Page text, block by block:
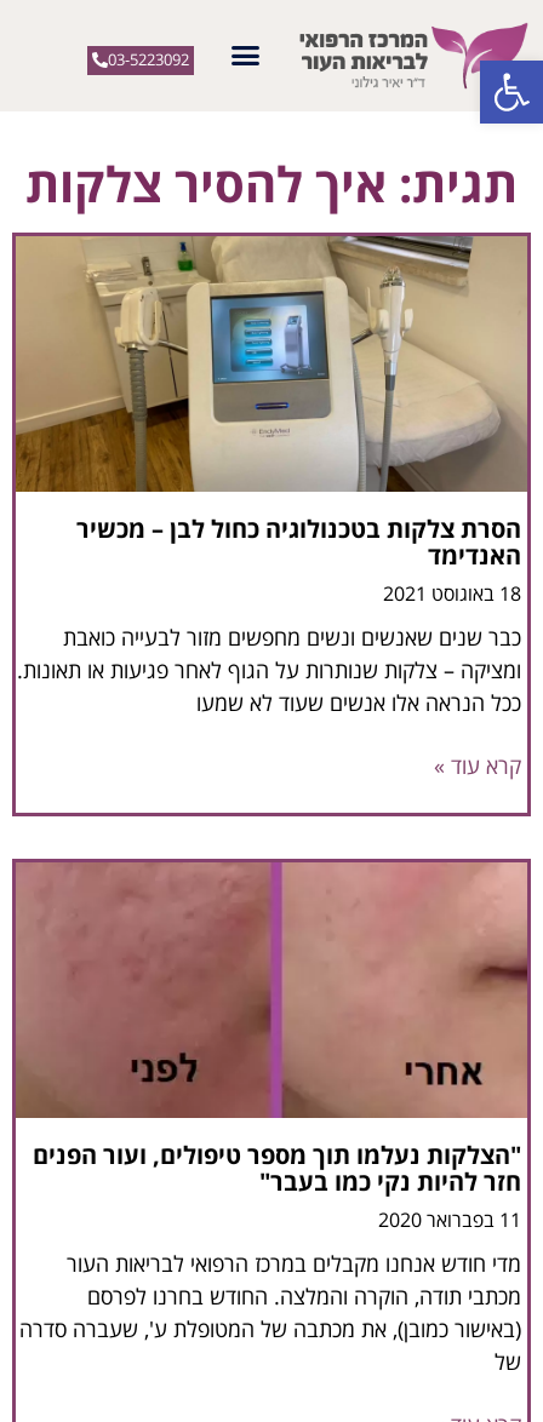
פתח סרגל נגישות 03-5223092
תגית: איך להסיר צלקות
הסרת צלקות בטכנולוגיה כחול לבן – מכשיר
האנדימד
18 באוגוסט 2021
כבר שנים שאנשים ונשים מחפשים מזור לבעייה כואבת
ומציקה – צלקות שנותרות על הגוף לאחר פגיעות או תאונות.
ככל הנראה אלו אנשים שעוד לא שמעו
קרא עוד »
"הצלקות נעלמו תוך מספר טיפולים, ועור הפנים
חזר להיות נקי כמו בעבר"
11 בפברואר 2020
מדי חודש אנחנו מקבלים במרכז הרפואי לבריאות העור
מכתבי תודה, הוקרה והמלצה. החודש בחרנו לפרסם
(באישור כמובן), את מכתבה של המטופלת ע', שעברה סדרה
של